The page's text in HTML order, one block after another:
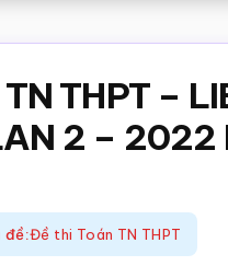
THPT –
2 – 2022
đề:Đề thi Toán TN THPT